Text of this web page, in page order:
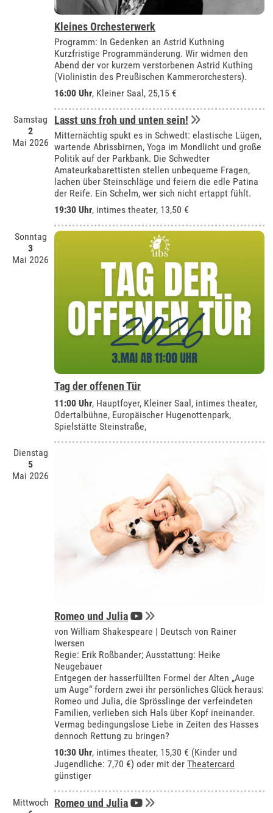
Kleines Orchesterwerk
Programm: In Gedenken an Astrid Kuthning
Kurzfristige Programmänderung. Wir widmen den
Abend der vor kurzem verstorbenen Astrid Kuthing
(Violinistin des Preußischen Kammerorchesters).
16:00 Uhr, Kleiner Saal, 25,15 €
Samstag
2
Mai 2026
Lasst uns froh und unten sein!
Mitternächtig spukt es in Schwedt: elastische Lügen,
wartende Abrissbirnen, Yoga im Mondlicht und große
Politik auf der Parkbank. Die Schwedter
Amateurkabarettisten stellen unbequeme Fragen,
lachen über Steinschläge und feiern die edle Patina
der Reife. Ein Schelm, wer sich nicht ertappt fühlt.
19:30 Uhr, intimes theater, 13,50 €
Sonntag
3
Mai 2026
Tag der offenen Tür
11:00 Uhr, Hauptfoyer, Kleiner Saal, intimes theater,
Odertalbühne, Europäischer Hugenottenpark,
Spielstätte Steinstraße,
Dienstag
5
Mai 2026
Romeo und Julia
von William Shakespeare | Deutsch von Rainer
Iwersen
Regie: Erik Roßbander; Ausstattung: Heike
Neugebauer
Entgegen der hasserfüllten Formel der Alten „Auge
um Auge“ fordern zwei ihr persönliches Glück heraus:
Romeo und Julia, die Sprösslinge der verfeindeten
Familien, verlieben sich Hals über Kopf ineinander.
Vermag bedingungslose Liebe in Zeiten des Hasses
dennoch Rettung zu bringen?
10:30 Uhr, intimes theater, 15,30 € (Kinder und
Jugendliche: 7,70 €) oder mit derTheatercard
günstiger
Mittwoch Romeo und Julia